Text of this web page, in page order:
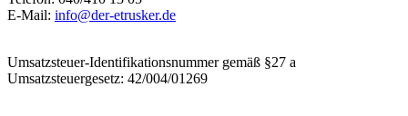
E-Mail: info@der-etrusker.de
Umsatzsteuer-Identifikationsnummer gemäß §27 a
Umsatzsteuergesetz: 42/004/01269